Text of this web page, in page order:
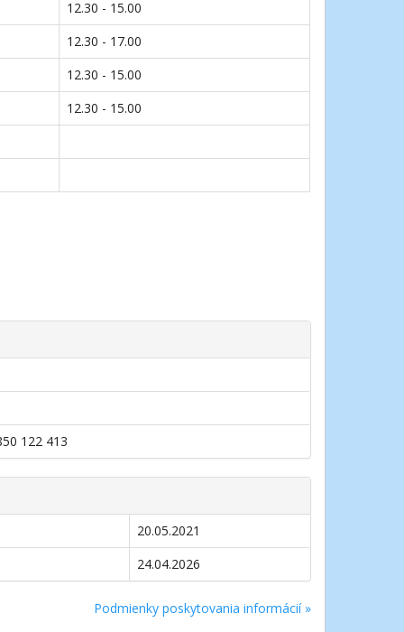
12.30 - 15.00
12.30 - 17.00
12.30 - 15.00
12.30 - 15.00
122 413
20.05.2021
24.04.2026
Podmienky poskytovania informácií »